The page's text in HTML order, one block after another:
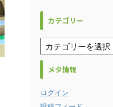
カテゴリー
メタ情報
ログイン